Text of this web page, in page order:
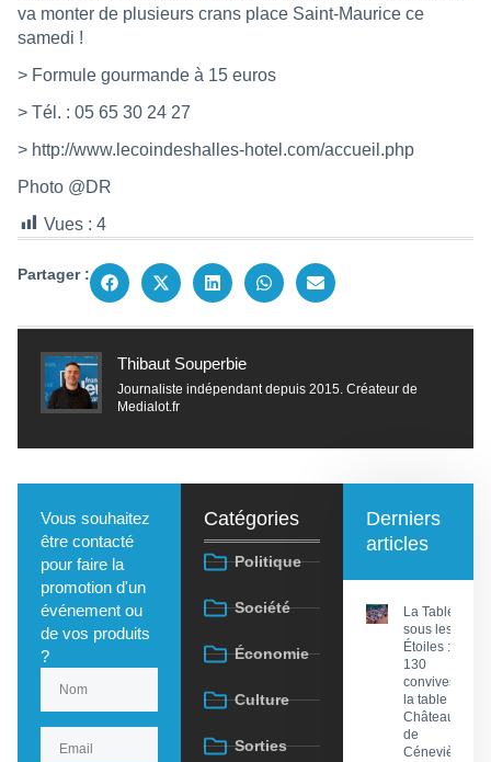
va monter de plusieurs crans place Saint-Maurice ce
samedi !
> Formule gourmande à 15 euros
> Tél. : 05 65 30 24 27
> http://www.lecoindeshalles-hotel.com/accueil.php
Photo @DR
Vues : 4
Partager :
Thibaut Souperbie
Journaliste indépendant depuis 2015. Créateur de
Medialot.fr
Vous souhaitez
être contacté
pour faire la
promotion d'un
événement ou
de vos produits
?
Catégories
Politique
Société
Économie
Culture
Sorties
Derniers
articles
La Tablée
sous les
Étoiles :
130
convives à
la table du
Château
de
Cénevières